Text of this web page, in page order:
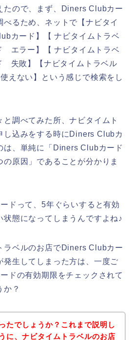
たので、まず、Diners Clubカー
べるため、ネットで【ナビタイ
カード】【 ナビタイムトラベ
エラー】【 ナビタイムトラベ
失敗】【ナビタイムトラベル
えない】という感じで検索をし
調べてみた所、ナビタイムト
し込みをする時にDiners Clubカ
は、単純に「Diners Clubカード
原因」であることが分かりま
ドって、5年ぐらいすると有効
状態になってしまうんですよね♪
ラベルのお店でDiners Clubカー
発生してしまった方は、一度ご
ドの有効期限をチェックされて
か？
たでしょうか？これまで説明し
に、ナビタイムトラベルのお店